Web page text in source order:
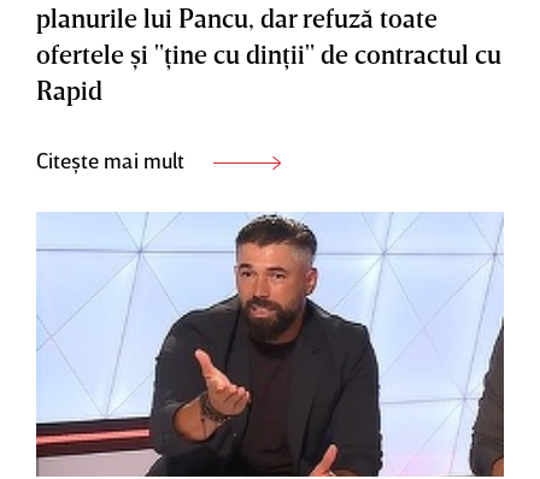
planurile lui Pancu, dar refuză toate
ofertele şi "ţine cu dinţii" de contractul cu
Rapid
Citește mai mult